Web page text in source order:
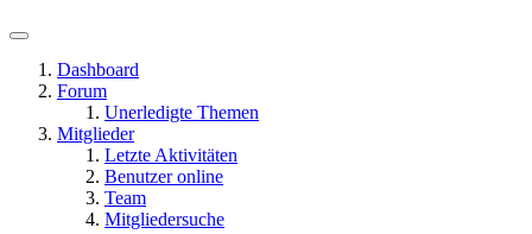
Dashboard
Forum
Unerledigte Themen
Mitglieder
Letzte Aktivitäten
Benutzer online
Team
Mitgliedersuche